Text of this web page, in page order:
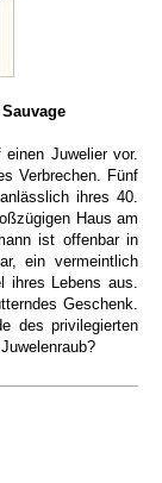
einen Juwelier vor.
Verbrechen. Fünf
ihres 40.
Haus am
ist offenbar in
ein vermeintlich
ihres Lebens aus.
Geschenk.
des privilegierten